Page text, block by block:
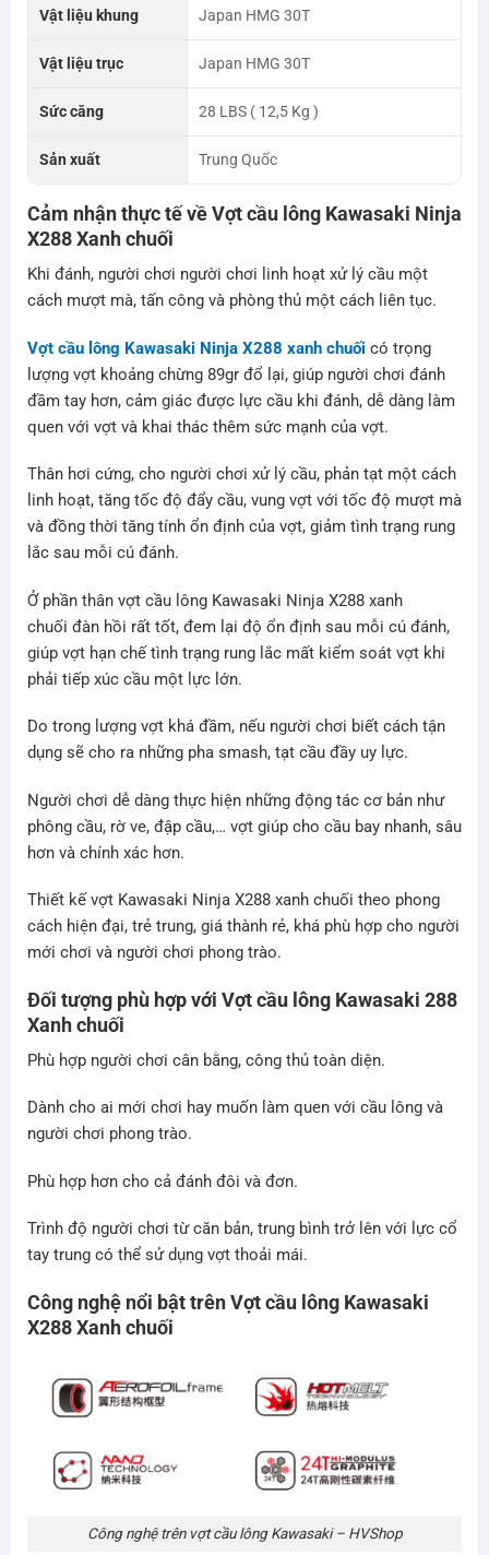
Vật liệu khung Japan HMG 30T
Vật liệu trục Japan HMG 30T
Sức căng 28 LBS ( 12,5 Kg )
Sản xuất Trung Quốc
Cảm nhận thực tế về Vợt cầu lông Kawasaki Ninja
X288 Xanh chuối
Khi đánh, người chơi người chơi linh hoạt xử lý cầu một
cách mượt mà, tấn công và phòng thủ một cách liên tục.
Vợt cầu lông Kawasaki Ninja X288 xanh chuối có trọng
lượng vợt khoảng chừng 89gr đổ lại, giúp người chơi đánh
đầm tay hơn, cảm giác được lực cầu khi đánh, dễ dàng làm
quen với vợt và khai thác thêm sức mạnh của vợt.
Thân hơi cứng, cho người chơi xử lý cầu, phản tạt một cách
linh hoạt, tăng tốc độ đẩy cầu, vung vợt với tốc độ mượt mà
và đồng thời tăng tính ổn định của vợt, giảm tình trạng rung
lắc sau mỗi cú đánh.
Ở phần thân vợt cầu lông Kawasaki Ninja X288 xanh
chuối đàn hồi rất tốt, đem lại độ ổn định sau mỗi cú đánh,
giúp vợt hạn chế tình trạng rung lắc mất kiểm soát vợt khi
phải tiếp xúc cầu một lực lớn.
Do trong lượng vợt khá đầm, nếu người chơi biết cách tận
dụng sẽ cho ra những pha smash, tạt cầu đầy uy lực.
Người chơi dễ dàng thực hiện những động tác cơ bản như
phông cầu, rờ ve, đập cầu,… vợt giúp cho cầu bay nhanh, sâu
hơn và chính xác hơn.
Thiết kế vợt Kawasaki Ninja X288 xanh chuối theo phong
cách hiện đại, trẻ trung, giá thành rẻ, khá phù hợp cho người
mới chơi và người chơi phong trào.
Đối tượng phù hợp với Vợt cầu lông Kawasaki 288
Xanh chuối
Phù hợp người chơi cân bằng, công thủ toàn diện.
Dành cho ai mới chơi hay muốn làm quen với cầu lông và
người chơi phong trào.
Phù hợp hơn cho cả đánh đôi và đơn.
Trình độ người chơi từ căn bản, trung bình trở lên với lực cổ
tay trung có thể sử dụng vợt thoải mái.
Công nghệ nổi bật trên Vợt cầu lông Kawasaki
X288 Xanh chuối
Công nghệ trên vợt cầu lông Kawasaki – HVShop